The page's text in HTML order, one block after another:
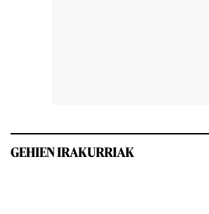
GEHIEN IRAKURRIAK